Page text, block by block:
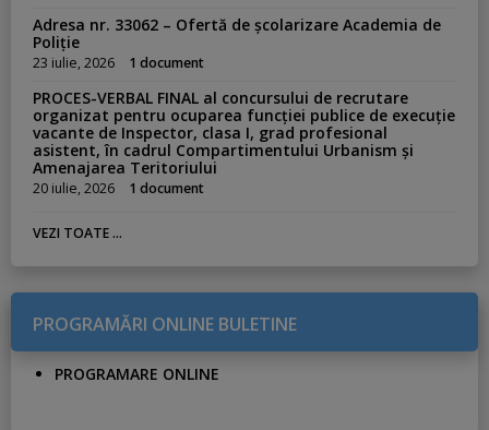
Adresa nr. 33062 – Ofertă de școlarizare Academia de
Poliție
23 iulie, 2026 1 document
PROCES-VERBAL FINAL al concursului de recrutare
organizat pentru ocuparea funcției publice de execuție
vacante de Inspector, clasa I, grad profesional
asistent, în cadrul Compartimentului Urbanism și
Amenajarea Teritoriului
20 iulie, 2026 1 document
VEZI TOATE ...
PROGRAMĂRI ONLINE BULETINE
PROGRAMARE ONLINE